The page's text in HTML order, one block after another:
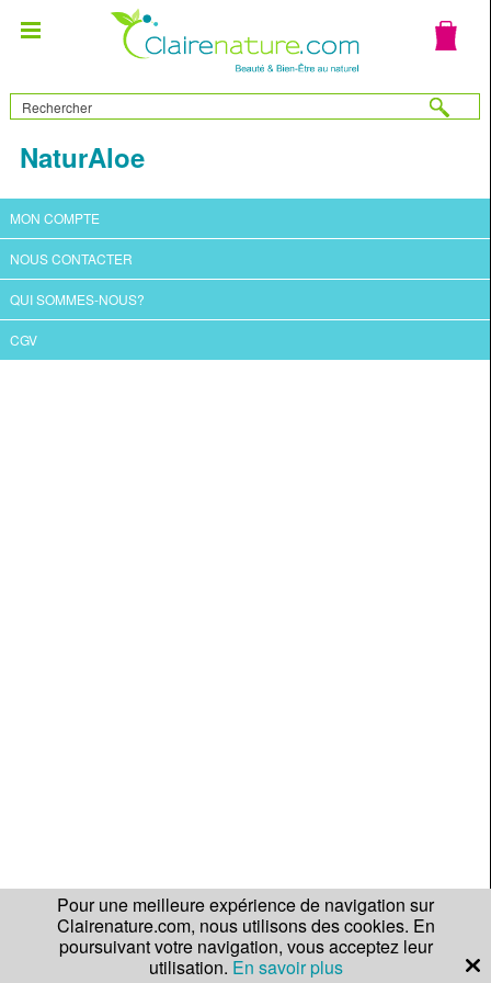
NaturAloe
MON COMPTE
NOUS CONTACTER
QUI SOMMES-NOUS?
CGV
Pour une meilleure expérience de navigation sur
Clairenature.com, nous utilisons des cookies. En
poursuivant votre navigation, vous acceptez leur
utilisation. En savoir plus